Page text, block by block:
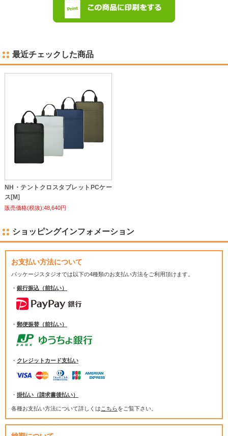
最近チェックした商品
NH・テントクロスタブレットPCケー
ス[M]
販売価格(税抜):48,640円
ショッピングインフォメーション
お支払い方法について
パッケージスタジオでは以下の4種類のお支払い方法をご利用頂けます。
・ 銀行振込（前払い）
・ 郵便振替（前払い）
・ クレジットカード支払い
・ 掛払い（請求書後払い）
各種お支払い方法について詳しくは こちらをご覧下さい。